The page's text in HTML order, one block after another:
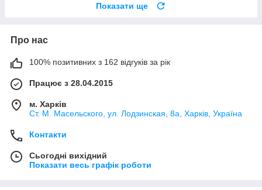
Показати ще
Про нас
100% позитивних з 162 відгуків за рік
Працює з 28.04.2015
м. Харків
Ст. М. Масельского, ул. Лодзинская, 8а, Харків, Україна
Контакти
Сьогодні вихідний
Показати весь графік роботи